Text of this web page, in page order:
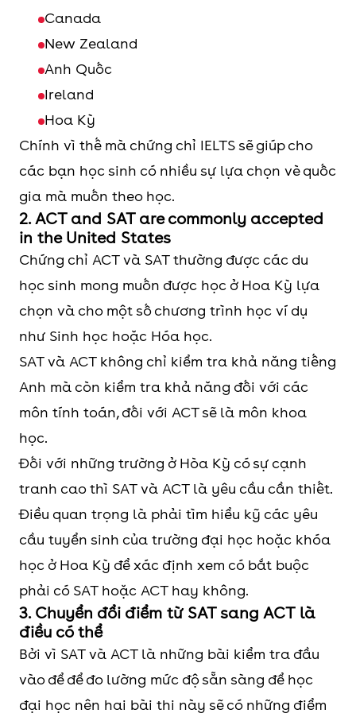
Canada
New Zealand
Anh Quốc
Ireland
Hoa Kỳ
Chính vì thế mà chứng chỉ IELTS sẽ giúp cho
các bạn học sinh có nhiều sự lựa chọn vè quốc
gia mà muốn theo học.
2. ACT and SAT are commonly accepted
in the United States
Chứng chỉ ACT và SAT thường được các du
học sinh mong muốn được học ở Hoa Kỳ lựa
chọn và cho một số chương trình học ví dụ
như Sinh học hoặc Hóa học.
SAT và ACT không chỉ kiểm tra khả năng tiếng
Anh mà còn kiểm tra khả năng đối với các
môn tính toán, đối với ACT sẽ là môn khoa
học.
Đối với những trường ở Hòa Kỳ có sự cạnh
tranh cao thì SAT và ACT là yêu cầu cần thiết.
Điều quan trọng là phải tìm hiểu kỹ các yêu
cầu tuyển sinh của trường đại học hoặc khóa
học ở Hoa Kỳ để xác định xem có bắt buộc
phải có SAT hoặc ACT hay không.
3. Chuyển đổi điểm từ SAT sang ACT là
điều có thể
Bởi vì SAT và ACT là những bài kiểm tra đầu
vào để để đo lường mức độ sẵn sàng để học
đại học nên hai bài thi này sẽ có những điểm